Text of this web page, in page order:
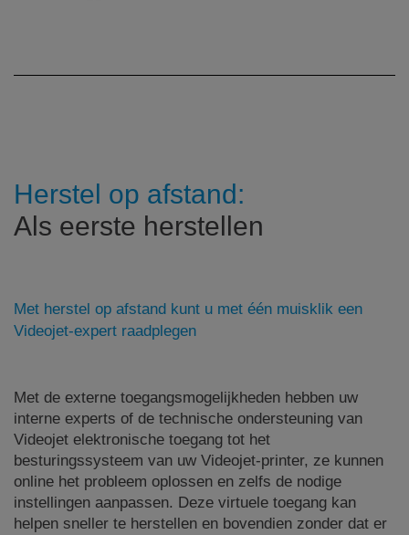
Herstel op afstand:
Als eerste herstellen
Met herstel op afstand kunt u met één muisklik een
Videojet-expert raadplegen
Met de externe toegangsmogelijkheden hebben uw
interne experts of de technische ondersteuning van
Videojet elektronische toegang tot het
besturingssysteem van uw Videojet-printer, ze kunnen
online het probleem oplossen en zelfs de nodige
instellingen aanpassen. Deze virtuele toegang kan
helpen sneller te herstellen en bovendien zonder dat er